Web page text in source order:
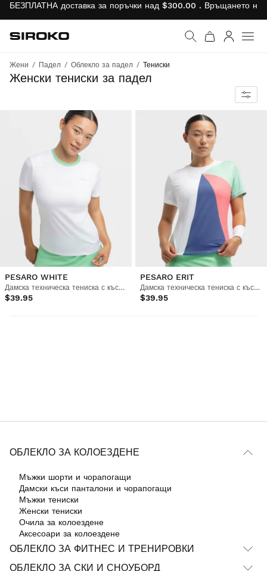
БЕЗПЛАТНА доставка за поръчки над $300.00 . Връщането на
Към началната
Siroko.com
Жени Падел Облекло за падел Тениски
Женски тениски за падел
Максимален комфорт и ефективност на корта и извън него
PESARO WHITE
Дамска техническа тениска с къс ръкав Padel
$39.95
PESARO ERIT
Дамска техническа тениска с къс ръкав Padel
$39.95
ОБЛЕКЛО ЗА КОЛОЕЗДЕНЕ
Мъжки шорти и чорапогащи
Дамски къси панталони и чорапогащи
Мъжки тениски
Женски тениски
Очила за колоездене
Аксесоари за колоездене
ОБЛЕКЛО ЗА ФИТНЕС И ТРЕНИРОВКИ
ОБЛЕКЛО ЗА СКИ И СНОУБОРД